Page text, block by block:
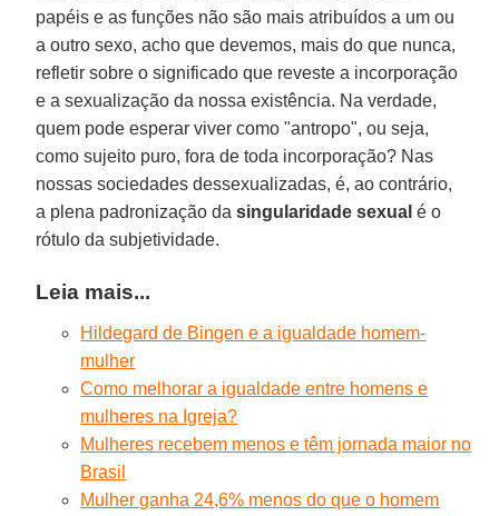
papéis e as funções não são mais atribuídos a um ou
a outro sexo, acho que devemos, mais do que nunca,
refletir sobre o significado que reveste a incorporação
e a sexualização da nossa existência. Na verdade,
quem pode esperar viver como "antropo", ou seja,
como sujeito puro, fora de toda incorporação? Nas
nossas sociedades dessexualizadas, é, ao contrário,
a plena padronização dasingularidade sexual é o
rótulo da subjetividade.
Leia mais...
Hildegard de Bingen e a igualdade homem-
mulher
Como melhorar a igualdade entre homens e
mulheres na Igreja?
Mulheres recebem menos e têm jornada maior no
Brasil
Mulher ganha 24,6% menos do que o homem